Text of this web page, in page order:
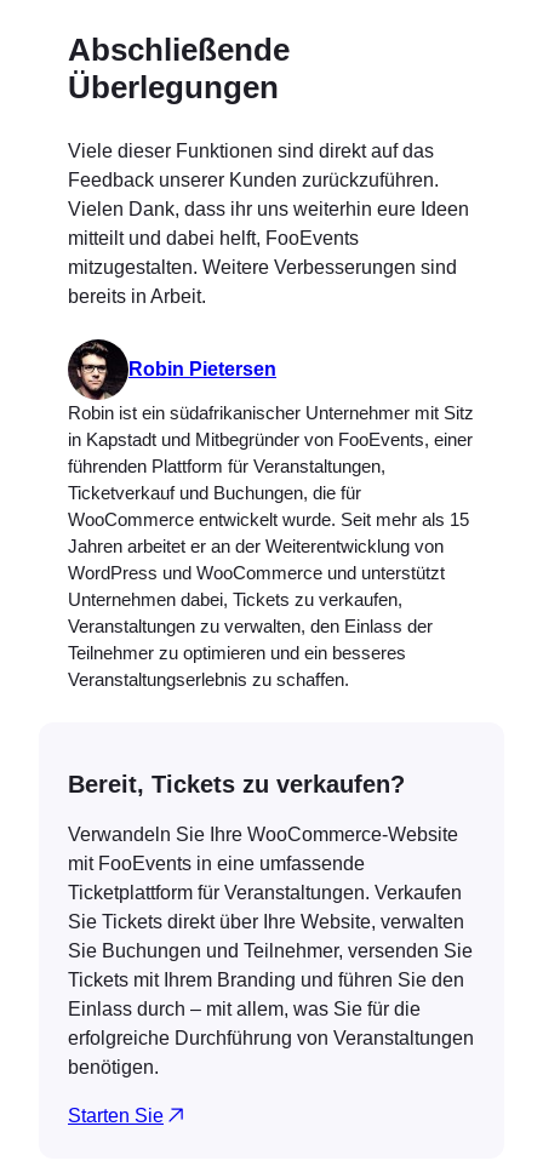
Abschließende
Überlegungen
Viele dieser Funktionen sind direkt auf das
Feedback unserer Kunden zurückzuführen.
Vielen Dank, dass ihr uns weiterhin eure Ideen
mitteilt und dabei helft, FooEvents
mitzugestalten. Weitere Verbesserungen sind
bereits in Arbeit.
Robin Pietersen
Robin ist ein südafrikanischer Unternehmer mit Sitz
in Kapstadt und Mitbegründer von FooEvents, einer
führenden Plattform für Veranstaltungen,
Ticketverkauf und Buchungen, die für
WooCommerce entwickelt wurde. Seit mehr als 15
Jahren arbeitet er an der Weiterentwicklung von
WordPress und WooCommerce und unterstützt
Unternehmen dabei, Tickets zu verkaufen,
Veranstaltungen zu verwalten, den Einlass der
Teilnehmer zu optimieren und ein besseres
Veranstaltungserlebnis zu schaffen.
Bereit, Tickets zu verkaufen?
Verwandeln Sie Ihre WooCommerce-Website
mit FooEvents in eine umfassende
Ticketplattform für Veranstaltungen. Verkaufen
Sie Tickets direkt über Ihre Website, verwalten
Sie Buchungen und Teilnehmer, versenden Sie
Tickets mit Ihrem Branding und führen Sie den
Einlass durch – mit allem, was Sie für die
erfolgreiche Durchführung von Veranstaltungen
benötigen.
Starten Sie